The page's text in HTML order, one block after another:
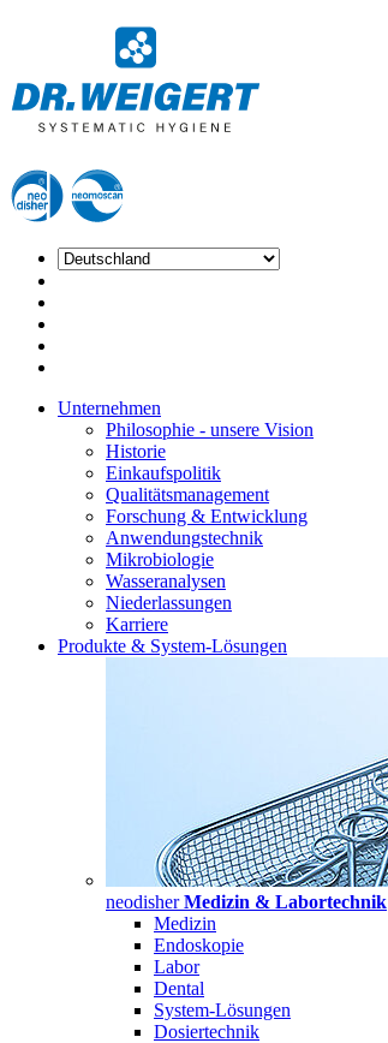
Unternehmen
Philosophie - unsere Vision
Historie
Einkaufspolitik
Qualitätsmanagement
Forschung & Entwicklung
Anwendungstechnik
Mikrobiologie
Wasseranalysen
Niederlassungen
Karriere
Produkte & System-Lösungen
neodisherMedizin & Labortechnik
Medizin
Endoskopie
Labor
Dental
System-Lösungen
Dosiertechnik